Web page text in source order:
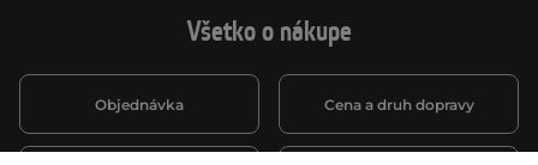
Všetko o nákupe
Objednávka Cena a druh dopravy